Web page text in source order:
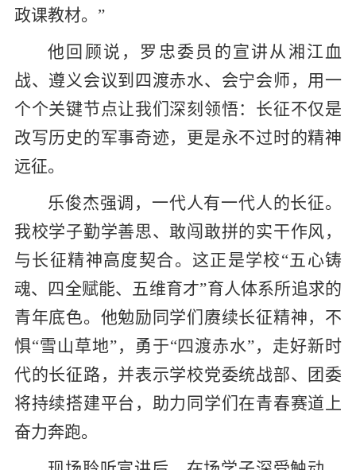
政课教材。”
他回顾说，罗忠委员的宣讲从湘江血
战、遵义会议到四渡赤水、会宁会师，用一
个个关键节点让我们深刻领悟：长征不仅是
改写历史的军事奇迹，更是永不过时的精神
远征。
乐俊杰强调，一代人有一代人的长征。
我校学子勤学善思、敢闯敢拼的实干作风，
与长征精神高度契合。这正是学校“五心铸
魂、四全赋能、五维育才”育人体系所追求的
青年底色。他勉励同学们赓续长征精神，不
惧“雪山草地”，勇于“四渡赤水”，走好新时
代的长征路，并表示学校党委统战部、团委
将持续搭建平台，助力同学们在青春赛道上
奋力奔跑。